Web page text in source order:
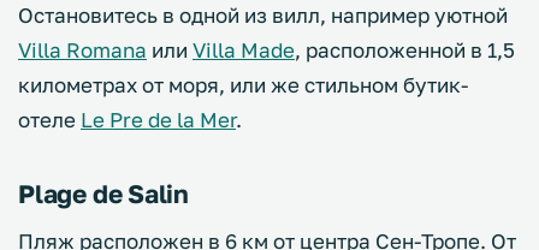
Остановитесь в одной из вилл, например уютной
Villa Romana или Villa Made, расположенной в 1,5
километрах от моря, или же стильном бутик-
отеле Le Pre de la Mer.
Plage de Salin
Пляж расположен в 6 км от центра Сен-Тропе. От